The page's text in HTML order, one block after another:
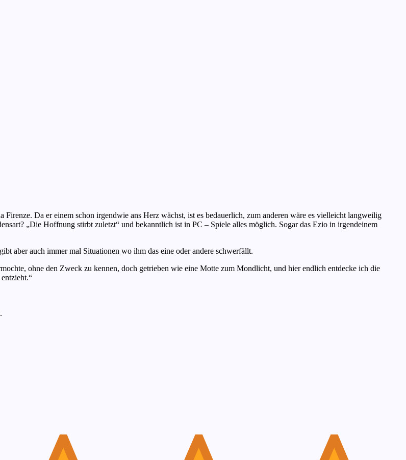
Da er einem schon irgendwie ans Herz wächst, ist es bedauerlich, zum anderen wäre es vielleicht langweilig
„Die Hoffnung stirbt zuletzt“ und bekanntlich ist in PC – Spiele alles möglich. Sogar das Ezio in irgendeinem
aber auch immer mal Situationen wo ihm das eine oder andere schwerfällt.
ohne den Zweck zu kennen, doch getrieben wie eine Motte zum Mondlicht, und hier endlich entdecke ich die